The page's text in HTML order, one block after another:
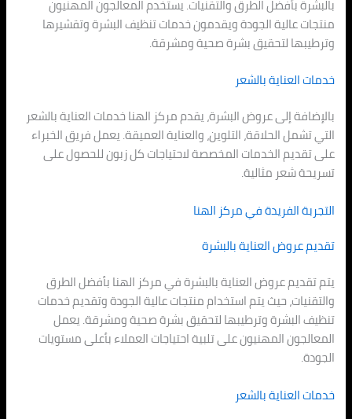
بالبشرة بأفضل الطرق والتقنيات. يستخدم المعالجون المهنيون
منتجات عالية الجودة ويقدمون خدمات تنظيف البشرة وتقشيرها
وترطيبها لتحقيق بشرة صحية ومشرقة.
خدمات العناية بالشعر
بالإضافة إلى عروض البشرة، يقدم مركز الهنا خدمات العناية بالشعر
التي تشمل الحلاقة، التلوين، والعناية العميقة. يعمل فريق الخبراء
على تقديم الخدمات المخصصة لاحتياجات كل زبون للحصول على
تسريحة شعر مثالية.
التجربة الفريدة في مركز الهنا
تقديم عروض العناية بالبشرة
يتم تقديم عروض العناية بالبشرة في مركز الهنا بأفضل الطرق
والتقنيات، حيث يتم استخدام منتجات عالية الجودة وتقديم خدمات
تنظيف البشرة وترطيبها لتحقيق بشرة صحية ومشرقة. يعمل
المعالجون المهنيون على تلبية احتياجات العملاء بأعلى مستويات
الجودة.
خدمات العناية بالشعر